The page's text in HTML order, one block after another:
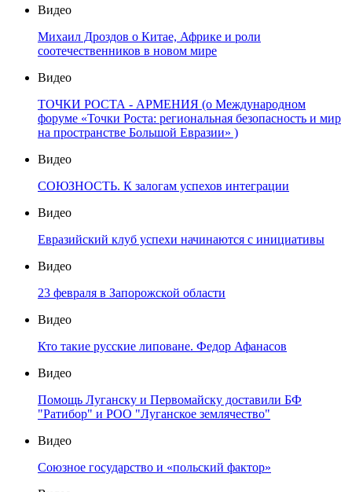
Видео
Михаил Дроздов о Китае, Африке и роли
соотечественников в новом мире
Видео
ТОЧКИ РОСТА - АРМЕНИЯ (о Международном
форуме «Точки Роста: региональная безопасность и мир
на пространстве Большой Евразии» )
Видео
СОЮЗНОСТЬ. К залогам успехов интеграции
Видео
Евразийский клуб успехи начинаются с инициативы
Видео
23 февраля в Запорожской области
Видео
Кто такие русские липоване. Федор Афанасов
Видео
Помощь Луганску и Первомайску доставили БФ
"Ратибор" и РОО "Луганское землячество"
Видео
Союзное государство и «польский фактор»